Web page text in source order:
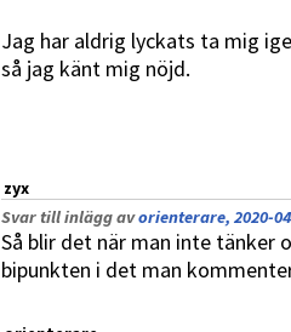
Jag har aldrig lyckats ta mig
så jag känt mig nöjd.
zyx
Svar till inlägg avorienterare, 2020-
Så blir det när man inte tänker
bipunkten i det man